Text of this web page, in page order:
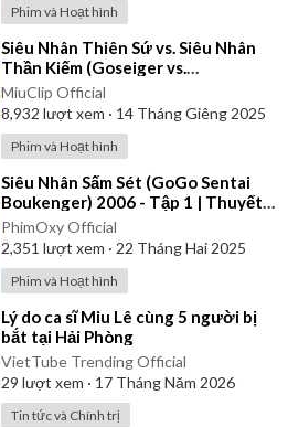
Phim và Hoạt hình
⁣Siêu Nhân Thiên Sứ vs. Siêu Nhân
Thần Kiếm (Goseiger vs.
Shinkenger) | Vietsub
MiuClip Official
8,932 lượt xem · 14 Tháng Giêng 2025
Phim và Hoạt hình
⁣Siêu Nhân Sấm Sét (GoGo Sentai
Boukenger) 2006 - Tập 1 | Thuyết
Minh
PhimOxy Official
2,351 lượt xem · 22 Tháng Hai 2025
Phim và Hoạt hình
⁣Lý do ca sĩ Miu Lê cùng 5 người bị
bắt tại Hải Phòng
VietTube Trending Official
29 lượt xem · 17 Tháng Năm 2026
Tin tức và Chính trị